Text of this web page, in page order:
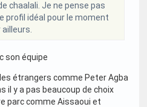
chaalali. Je ne pense pas
profil idéal pour le moment
son équipe
étrangers comme Peter Agba
il y a pas beaucoup de choix
parc comme Aissaoui et